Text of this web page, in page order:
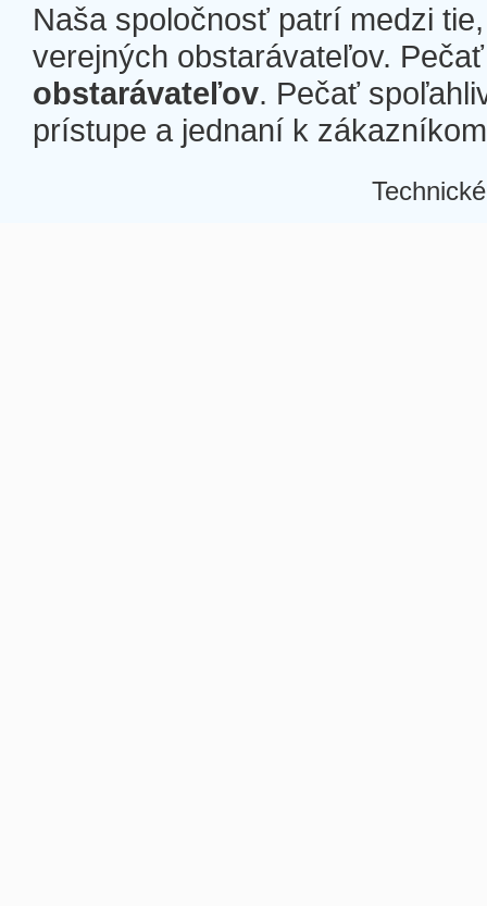
Naša spoločnosť patrí medzi
verejných obstarávateľov.
obstarávateľov. Pečať
prístupe a jednaní k